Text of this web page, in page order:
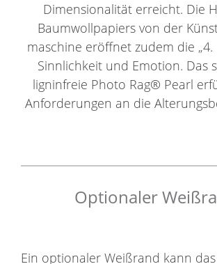
Dimensionalität erreicht. Die
Baumwollpapiers von der
maschine eröffnet zudem die „4.
Sinnlichkeit und Emotion. Das
ligninfreie Photo Rag® Pearl
Anforderungen an die
Optionaler
Ein optionaler Weißrand kann